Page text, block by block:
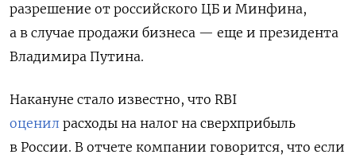
разрешение от российского ЦБ и Минфина,
а в случае продажи бизнеса — еще и президента
Владимира Путина.
Накануне стало известно, что RBI
оценил расходы на налог на сверхприбыль
в России. В отчете компании говорится, что если